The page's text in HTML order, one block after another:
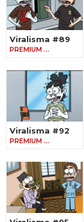
Viralisma #89
PREMIUM …
Viralisma #92
PREMIUM …